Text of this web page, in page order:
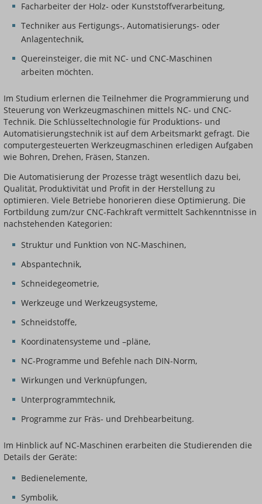
Facharbeiter der Holz- oder Kunststoffverarbeitung,
Techniker aus Fertigungs-, Automatisierungs- oder
Anlagentechnik,
Quereinsteiger, die mit NC- und CNC-Maschinen
arbeiten möchten.
Im Studium erlernen die Teilnehmer die Programmierung und
Steuerung von Werkzeugmaschinen mittels NC- und CNC-
Technik. Die Schlüsseltechnologie für Produktions- und
Automatisierungstechnik ist auf dem Arbeitsmarkt gefragt. Die
computergesteuerten Werkzeugmaschinen erledigen Aufgaben
wie Bohren, Drehen, Fräsen, Stanzen.
Die Automatisierung der Prozesse trägt wesentlich dazu bei,
Qualität, Produktivität und Profit in der Herstellung zu
optimieren. Viele Betriebe honorieren diese Optimierung. Die
Fortbildung zum/zur CNC-Fachkraft vermittelt Sachkenntnisse in
nachstehenden Kategorien:
Struktur und Funktion von NC-Maschinen,
Abspantechnik,
Schneidegeometrie,
Werkzeuge und Werkzeugsysteme,
Schneidstoffe,
Koordinatensysteme und –pläne,
NC-Programme und Befehle nach DIN-Norm,
Wirkungen und Verknüpfungen,
Unterprogrammtechnik,
Programme zur Fräs- und Drehbearbeitung.
Im Hinblick auf NC-Maschinen erarbeiten die Studierenden die
Details der Geräte:
Bedienelemente,
Symbolik,